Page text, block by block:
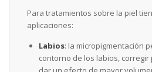
Para tratamientos sobre la piel
aplicaciones:
Labios: la micropigmentación
contorno de los labios,